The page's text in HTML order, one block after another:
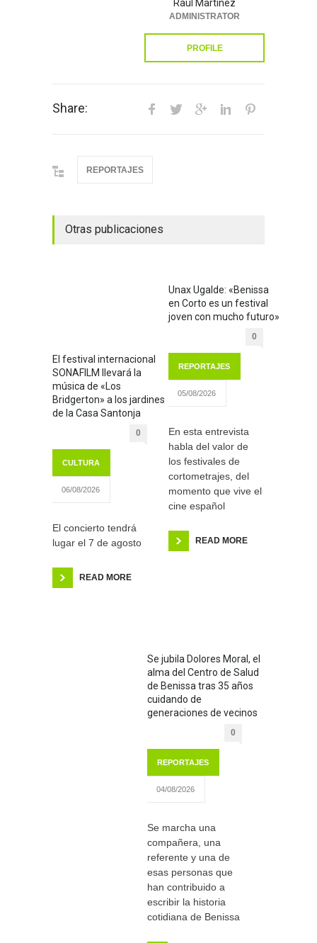
Raúl Martínez
ADMINISTRATOR
PROFILE
Share:
REPORTAJES
Otras publicaciones
El festival internacional
SONAFILM llevará la
música de «Los
Bridgerton» a los jardines
de la Casa Santonja
0
CULTURA
06/08/2026
El concierto tendrá
lugar el 7 de agosto
READ MORE
Unax Ugalde: «Benissa
en Corto es un festival
joven con mucho futuro»
0
REPORTAJES
05/08/2026
En esta entrevista
habla del valor de
los festivales de
cortometrajes, del
momento que vive el
cine español
READ MORE
Se jubila Dolores Moral, el
alma del Centro de Salud
de Benissa tras 35 años
cuidando de
generaciones de vecinos
0
REPORTAJES
04/08/2026
Se marcha una
compañera, una
referente y una de
esas personas que
han contribuido a
escribir la historia
cotidiana de Benissa